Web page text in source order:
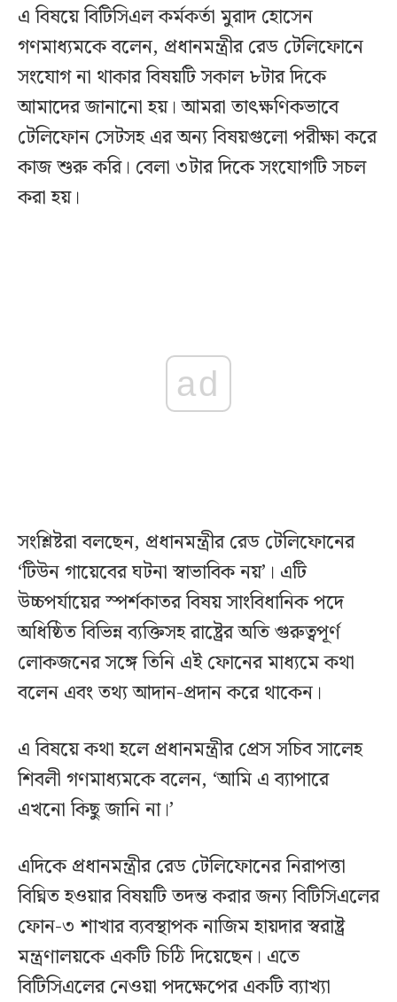
এ বিষয়ে বিটিসিএল কর্মকর্তা মুরাদ হোসেন
গণমাধ্যমকে বলেন, প্রধানমন্ত্রীর রেড টেলিফোনে
সংযোগ না থাকার বিষয়টি সকাল ৮টার দিকে
আমাদের জানানো হয়। আমরা তাৎক্ষণিকভাবে
টেলিফোন সেটসহ এর অন্য বিষয়গুলো পরীক্ষা করে
কাজ শুরু করি। বেলা ৩টার দিকে সংযোগটি সচল
করা হয়।
ad
সংশ্লিষ্টরা বলছেন, প্রধানমন্ত্রীর রেড টেলিফোনের
‘টিউন গায়েবের ঘটনা স্বাভাবিক নয়’। এটি
উচ্চপর্যায়ের স্পর্শকাতর বিষয় সাংবিধানিক পদে
অধিষ্ঠিত বিভিন্ন ব্যক্তিসহ রাষ্ট্রের অতি গুরুত্বপূর্ণ
লোকজনের সঙ্গে তিনি এই ফোনের মাধ্যমে কথা
বলেন এবং তথ্য আদান-প্রদান করে থাকেন।
এ বিষয়ে কথা হলে প্রধানমন্ত্রীর প্রেস সচিব সালেহ
শিবলী গণমাধ্যমকে বলেন, ‘আমি এ ব্যাপারে
এখনো কিছু জানি না।’
এদিকে প্রধানমন্ত্রীর রেড টেলিফোনের নিরাপত্তা
বিঘ্নিত হওয়ার বিষয়টি তদন্ত করার জন্য বিটিসিএলের
ফোন-৩ শাখার ব্যবস্থাপক নাজিম হায়দার স্বরাষ্ট্র
মন্ত্রণালয়কে একটি চিঠি দিয়েছেন। এতে
বিটিসিএলের নেওয়া পদক্ষেপের একটি ব্যাখ্যা